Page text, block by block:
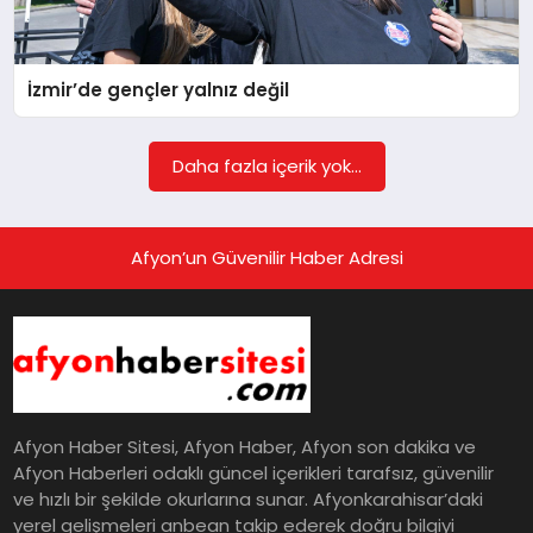
İzmir’de gençler yalnız değil
Daha fazla içerik yok...
Afyon’un Güvenilir Haber Adresi
Afyon Haber Sitesi, Afyon Haber, Afyon son dakika ve
Afyon Haberleri odaklı güncel içerikleri tarafsız, güvenilir
ve hızlı bir şekilde okurlarına sunar. Afyonkarahisar’daki
yerel gelişmeleri anbean takip ederek doğru bilgiyi